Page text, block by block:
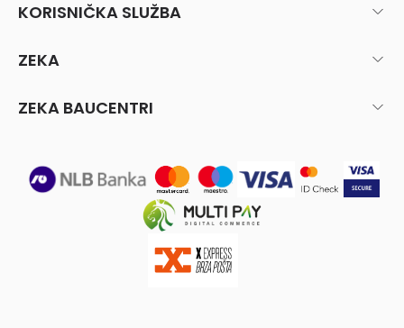
KORISNIČKA SLUŽBA
ZEKA
ZEKA BAUCENTRI